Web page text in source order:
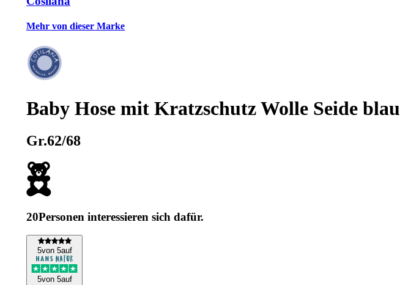
Mehr von dieser Marke
Baby Hose mit Kratzschutz Wolle Seide blau
Gr.62/68
20Personen interessieren sich dafür.
5von 5auf
5von 5auf